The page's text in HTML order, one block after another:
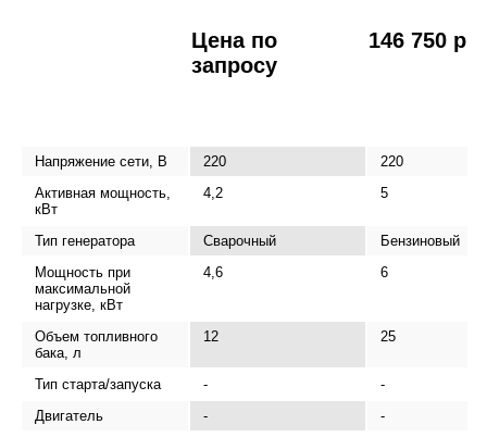
Цена по
запросу
146 750 р.
Напряжение сети, В 220
220
Активная мощность,
кВт
4,2 5
Тип генератора Сварочный
Бензиновый
Мощность при
максимальной
нагрузке, кВт
4,6 6
Объем топливного
бака, л
12 25
Тип старта/запуска -
-
Двигатель
-
-